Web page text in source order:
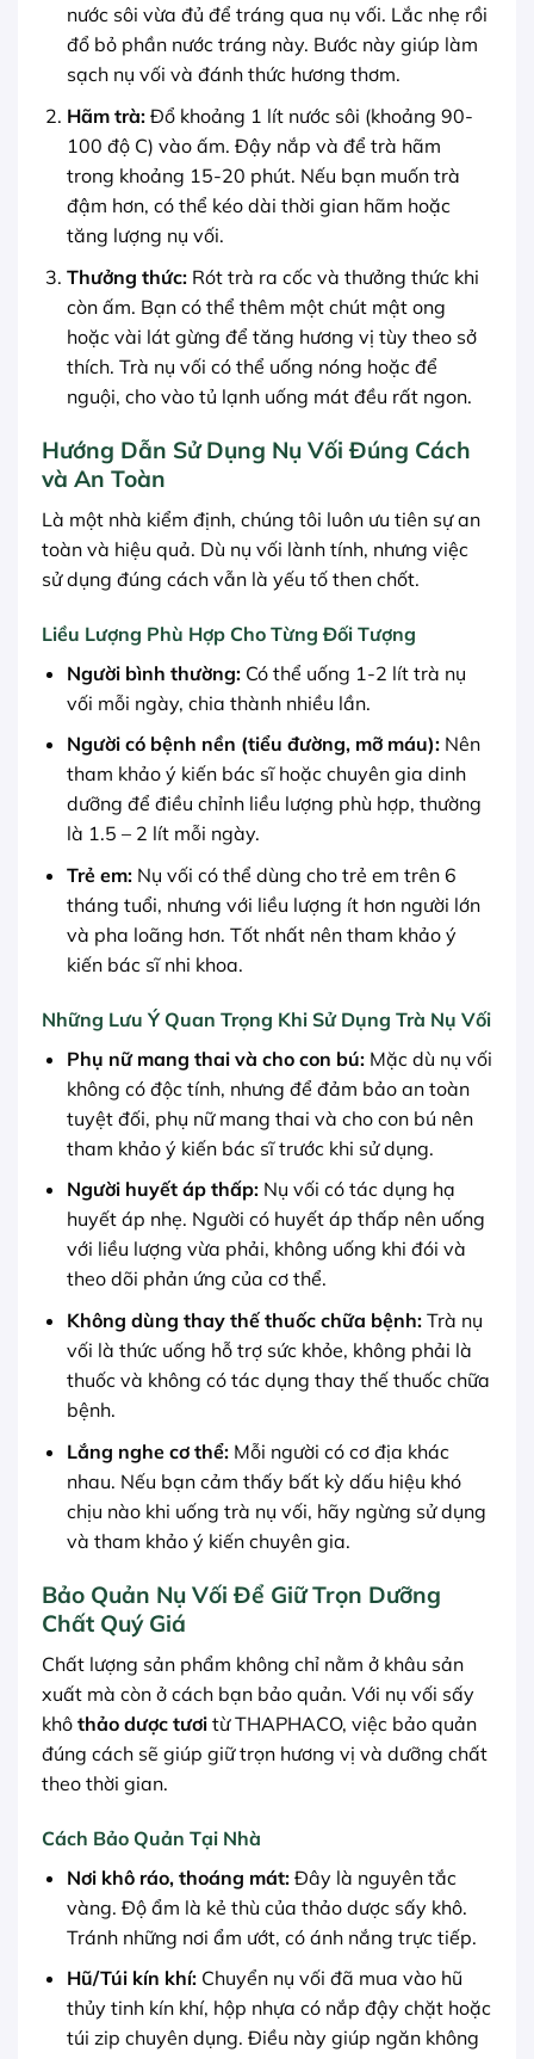
nước sôi vừa đủ để tráng qua nụ vối. Lắc nhẹ rồi
đổ bỏ phần nước tráng này. Bước này giúp làm
sạch nụ vối và đánh thức hương thơm.
Hãm trà:Đổ khoảng 1 lít nước sôi (khoảng 90-
100 độ C) vào ấm. Đậy nắp và để trà hãm
trong khoảng 15-20 phút. Nếu bạn muốn trà
đậm hơn, có thể kéo dài thời gian hãm hoặc
tăng lượng nụ vối.
Thưởng thức:Rót trà ra cốc và thưởng thức khi
còn ấm. Bạn có thể thêm một chút mật ong
hoặc vài lát gừng để tăng hương vị tùy theo sở
thích. Trà nụ vối có thể uống nóng hoặc để
nguội, cho vào tủ lạnh uống mát đều rất ngon.
Hướng Dẫn Sử Dụng Nụ Vối Đúng Cách
và An Toàn
Là một nhà kiểm định, chúng tôi luôn ưu tiên sự an
toàn và hiệu quả. Dù nụ vối lành tính, nhưng việc
sử dụng đúng cách vẫn là yếu tố then chốt.
Liều Lượng Phù Hợp Cho Từng Đối Tượng
Người bình thường:Có thể uống 1-2 lít trà nụ
vối mỗi ngày, chia thành nhiều lần.
Người có bệnh nền (tiểu đường, mỡ máu):Nên
tham khảo ý kiến bác sĩ hoặc chuyên gia dinh
dưỡng để điều chỉnh liều lượng phù hợp, thường
là 1.5 – 2 lít mỗi ngày.
Trẻ em:Nụ vối có thể dùng cho trẻ em trên 6
tháng tuổi, nhưng với liều lượng ít hơn người lớn
và pha loãng hơn. Tốt nhất nên tham khảo ý
kiến bác sĩ nhi khoa.
Những Lưu Ý Quan Trọng Khi Sử Dụng Trà Nụ Vối
Phụ nữ mang thai và cho con bú:Mặc dù nụ vối
không có độc tính, nhưng để đảm bảo an toàn
tuyệt đối, phụ nữ mang thai và cho con bú nên
tham khảo ý kiến bác sĩ trước khi sử dụng.
Người huyết áp thấp:Nụ vối có tác dụng hạ
huyết áp nhẹ. Người có huyết áp thấp nên uống
với liều lượng vừa phải, không uống khi đói và
theo dõi phản ứng của cơ thể.
Không dùng thay thế thuốc chữa bệnh:Trà nụ
vối là thức uống hỗ trợ sức khỏe, không phải là
thuốc và không có tác dụng thay thế thuốc chữa
bệnh.
Lắng nghe cơ thể:Mỗi người có cơ địa khác
nhau. Nếu bạn cảm thấy bất kỳ dấu hiệu khó
chịu nào khi uống trà nụ vối, hãy ngừng sử dụng
và tham khảo ý kiến chuyên gia.
Bảo Quản Nụ Vối Để Giữ Trọn Dưỡng
Chất Quý Giá
Chất lượng sản phẩm không chỉ nằm ở khâu sản
xuất mà còn ở cách bạn bảo quản. Với nụ vối sấy
khô thảo dược tươi từ THAPHACO, việc bảo quản
đúng cách sẽ giúp giữ trọn hương vị và dưỡng chất
theo thời gian.
Cách Bảo Quản Tại Nhà
Nơi khô ráo, thoáng mát:Đây là nguyên tắc
vàng. Độ ẩm là kẻ thù của thảo dược sấy khô.
Tránh những nơi ẩm ướt, có ánh nắng trực tiếp.
Hũ/Túi kín khí:Chuyển nụ vối đã mua vào hũ
thủy tinh kín khí, hộp nhựa có nắp đậy chặt hoặc
túi zip chuyên dụng. Điều này giúp ngăn không